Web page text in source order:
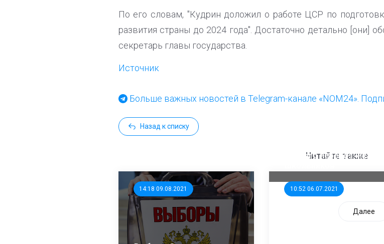
По его словам, "Кудрин доложил о работе ЦСР по
развития страны до 2024 года". Достаточно детально [они]
секретарь главы государства.
Источник
Больше важных новостей в Telegram-канале «NOM24».
Назад к списку
Читайте также
14:18 09.08.2021 10:52 06.07.2021
единого перевозчика для
Далее